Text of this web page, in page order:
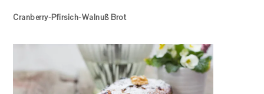
Cranberry-Pfirsich-Walnuß Brot